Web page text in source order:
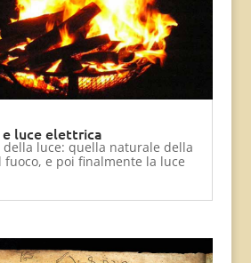
luce elettrica
luce: quella naturale della
e poi finalmente la luce